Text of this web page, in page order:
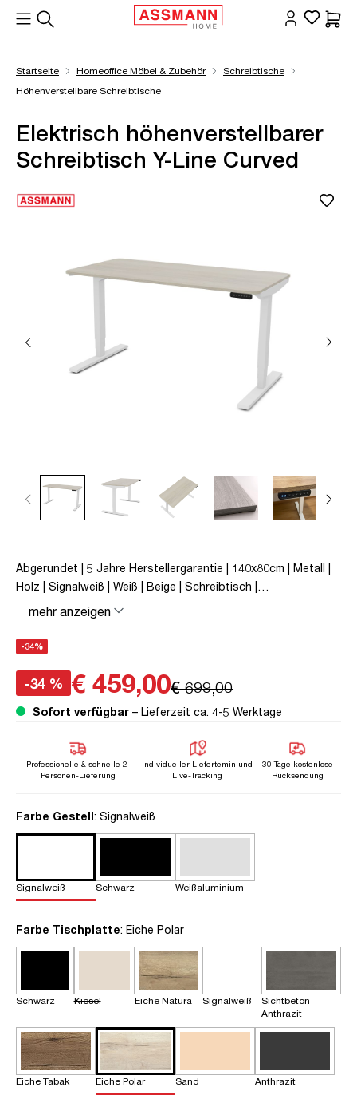
springen
Startseite Homeoffice Möbel & Zubehör
Schreibtische
Höhenverstellbare Schreibtische
Elektrisch höhenverstellbarer
Schreibtisch Y-Line Curved
Abgerundet | 5 Jahre Herstellergarantie | 140x80cm | Metall |
Holz | Signalweiß | Weiß | Beige | Schreibtisch |
höhenverstellbar | unmontiert | Y-Line Curved | Y-Line | bis zu
80 kg | Steckertyp C | Eiche Polar | TÜV© mobiles Arbeiten |
Kollisions-Schutz | Elektrisch höhenverstellbar |
mehr anzeigen
-34%
-34 % € 459,00€ 699,00
Sofort verfügbar – Lieferzeit ca. 4-5 Werktage
Professionelle & schnelle 2-
Personen-Lieferung
Individueller Liefertemin und
Live-Tracking
30 Tage kostenlose
Rücksendung
Farbe Gestellauswählen
: Signalweiß
Signalweiß Schwarz Weißaluminium
Farbe Tischplatteauswählen
: Eiche Polar
Schwarz Kiesel Eiche Natura Signalweiß
Sichtbeton
Anthrazit
Eiche Tabak Eiche Polar Sand Anthrazit